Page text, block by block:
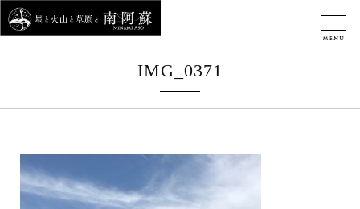
IMG_0371